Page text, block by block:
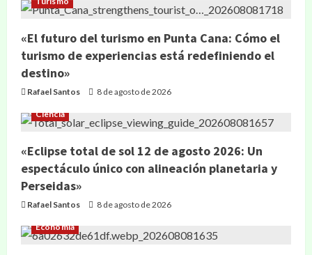
«El futuro del turismo en Punta Cana: Cómo el
turismo de experiencias está redefiniendo el
destino»
Rafael Santos 8 de agosto de 2026
Ciencia
«Eclipse total de sol 12 de agosto 2026: Un
espectáculo único con alineación planetaria y
Perseidas»
Rafael Santos 8 de agosto de 2026
Economía